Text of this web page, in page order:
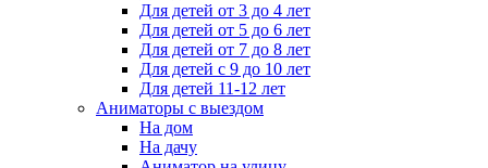
Для детей от 3 до 4 лет
Для детей от 5 до 6 лет
Для детей от 7 до 8 лет
Для детей с 9 до 10 лет
Для детей 11-12 лет
Аниматоры с выездом
На дом
На дачу